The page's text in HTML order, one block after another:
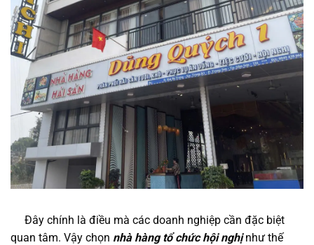
Đây chính là điều mà các doanh nghiệp cần đặc biệt
quan tâm. Vậy chọn nhà hàng tổ chức hội nghịnhư thế